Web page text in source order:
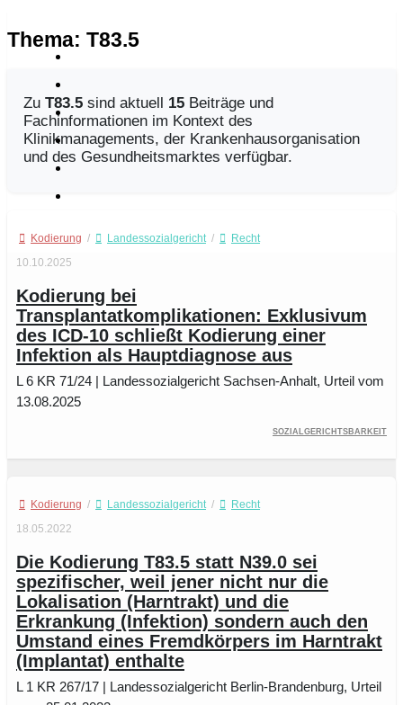
Thema: T83.5
Zu T83.5 sind aktuell 15 Beiträge und
Fachinformationen im Kontext des
Klinikmanagements, der Krankenhausorganisation
und des Gesundheitsmarktes verfügbar.
Kodierung / Landessozialgericht /
Recht
10.10.2025
Kodierung bei
Transplantatkomplikationen: Exklusivum
des ICD-10 schließt Kodierung einer
Infektion als Hauptdiagnose aus
L 6 KR 71/24 | Landessozialgericht Sachsen-Anhalt, Urteil vom
13.08.2025
Sozialgerichtsbarkeit
Kodierung / Landessozialgericht /
Recht
18.05.2022
Die Kodierung T83.5 statt N39.0 sei
spezifischer, weil jener nicht nur die
Lokalisation (Harntrakt) und die
Erkrankung (Infektion) sondern auch den
Umstand eines Fremdkörpers im Harntrakt
(Implantat) enthalte
L 1 KR 267/17 | Landessozialgericht Berlin-Brandenburg, Urteil